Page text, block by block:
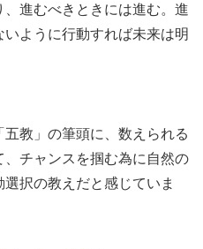
、進むべきときには進む。進
ように行動すれば未来は明
教」の筆頭に、数えられる
チャンスを掴む為に自然の
択の教えだと感じていま